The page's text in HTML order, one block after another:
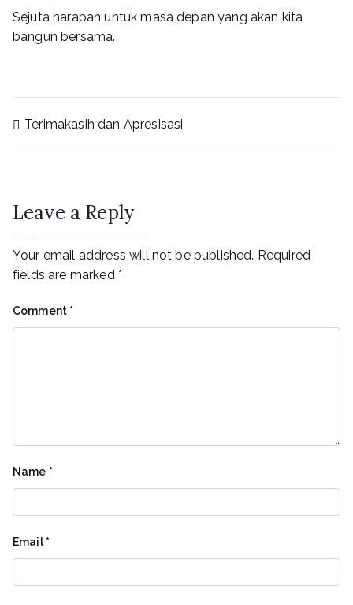
Sejuta harapan untuk masa depan yang akan kita
bangun bersama.
Post
Terimakasih dan Apresisasi
Leave a Reply
Your email address will not be published. Required
fields are marked *
Comment *
Name *
Email*